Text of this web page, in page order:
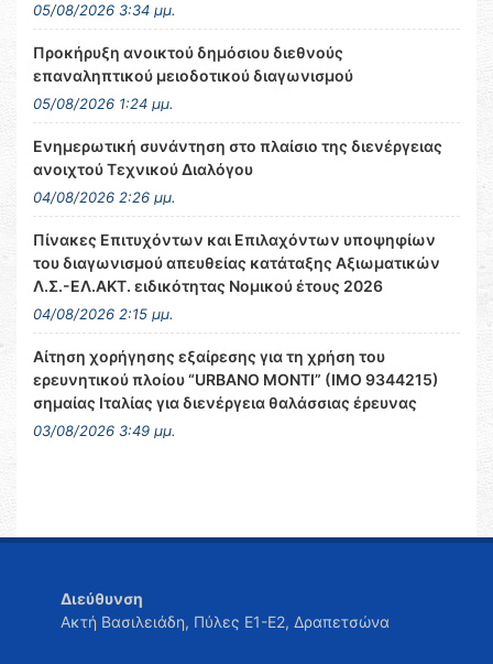
05/08/2026 3:34 μμ.
Προκήρυξη ανοικτού δημόσιου διεθνούς
επαναληπτικού μειοδοτικού διαγωνισμού
05/08/2026 1:24 μμ.
Ενημερωτική συνάντηση στο πλαίσιο της διενέργειας
ανοιχτού Τεχνικού Διαλόγου
04/08/2026 2:26 μμ.
Πίνακες Επιτυχόντων και Επιλαχόντων υποψηφίων
του διαγωνισμού απευθείας κατάταξης Αξιωματικών
Λ.Σ.-ΕΛ.ΑΚΤ. ειδικότητας Νομικού έτους 2026
04/08/2026 2:15 μμ.
Αίτηση χορήγησης εξαίρεσης για τη χρήση του
ερευνητικού πλοίου “URBANO MONTI” (IMO 9344215)
σημαίας Ιταλίας για διενέργεια θαλάσσιας έρευνας
03/08/2026 3:49 μμ.
Διεύθυνση
Ακτή Βασιλειάδη, Πύλες Ε1-Ε2, Δραπετσώνα